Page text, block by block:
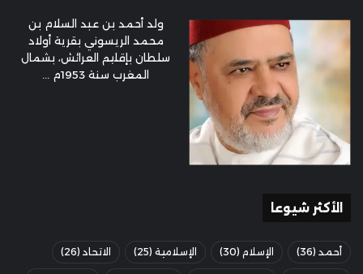
ولد أحمد بن عبد السلام بن
محمد الريسوني بقرية أولاد
سلطان بإقليم العرائش، بشمال
المغرب سنة 1953م ...
الأكثر شيوعا
أحمد (36) الإسلام (30) الإسلامية (25) الاتحاد (26)